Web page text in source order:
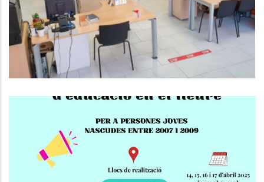
L’HABITATGE I EL CONSUM
Altres
Curs De Premonitors/es
D'Educació En El Lleure!